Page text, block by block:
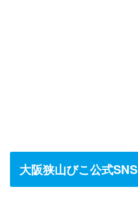
大阪狭山びこ公式SNS